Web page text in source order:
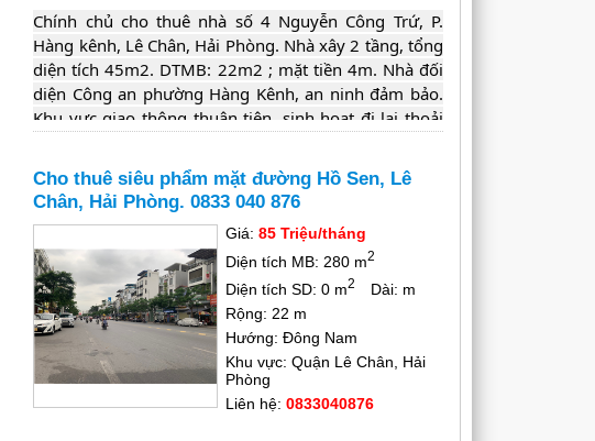
Liên hệ: 0934 347 466
Chính chủ cho thuê nhà số 4 Nguyễn Công Trứ, P.
Hàng kênh, Lê Chân, Hải Phòng. Nhà xây 2 tầng, tổng
diện tích 45m2. DTMB: 22m2 ; mặt tiền 4m. Nhà đối
diện Công an phường Hàng Kênh, an ninh đảm bảo.
Khu vực giao thông thuận tiện, sinh hoạt đi lại thoải
phòng. Giá: 7 triệu/ tháng Liên hệ chủ nhà: 0943 293
871
Cho thuê siêu phẩm mặt đường Hồ Sen, Lê
Chân, Hải Phòng. 0833 040 876
Giá:85 Triệu/tháng
Diện tích MB: 280 m2
Diện tích SD: 0 m2
Dài: m
Rộng: 22 m
Hướng: Đông Nam
Khu vực: Quận Lê Chân, Hải
Phòng
Liên hệ:0833040876